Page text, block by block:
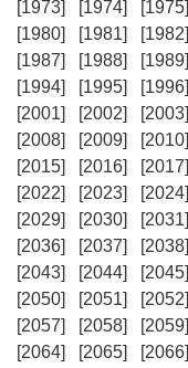
[1973] [1974] [1975]
[1980]
[1981] [1982]
[1987]
[1988] [1989]
[1994]
[1995] [1996]
[2001]
[2002] [2003]
[2008]
[2009] [2010]
[2015]
[2016] [2017]
[2022]
[2023] [2024]
[2029]
[2030] [2031]
[2036]
[2037] [2038]
[2043]
[2044] [2045]
[2050]
[2051] [2052]
[2057]
[2058] [2059]
[2064]
[2065] [2066]